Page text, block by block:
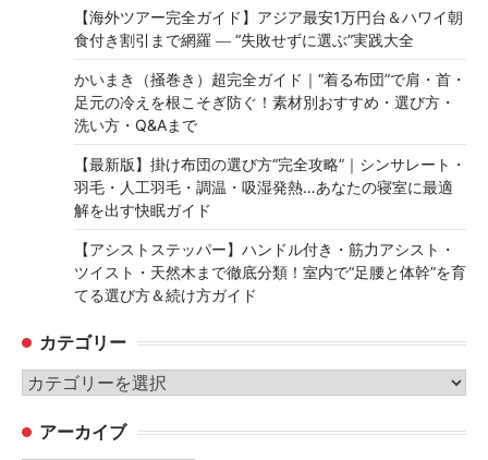
【海外ツアー完全ガイド】アジア最安1万円台＆ハワイ朝
食付き割引まで網羅 ― “失敗せずに選ぶ”実践大全
かいまき（掻巻き）超完全ガイド｜“着る布団”で肩・首・
足元の冷えを根こそぎ防ぐ！素材別おすすめ・選び方・
洗い方・Q&Aまで
【最新版】掛け布団の選び方“完全攻略”｜シンサレート・
羽毛・人工羽毛・調温・吸湿発熱…あなたの寝室に最適
解を出す快眠ガイド
【アシストステッパー】ハンドル付き・筋力アシスト・
ツイスト・天然木まで徹底分類！室内で“足腰と体幹”を育
てる選び方＆続け方ガイド
カテゴリー
カ
ゴ アーカイブ